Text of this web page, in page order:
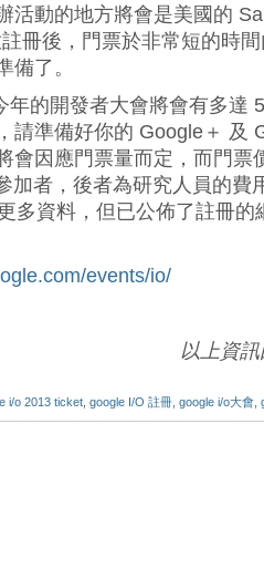
活動的地方將會是美國的
冊後，門票於非常短的時
備了。
年的開發者大會將會有多達
請準備好你的 Google＋ 及
會因應門票量而定，而門票
加者，後者為研究人員的費
多資料，但已公佈了註冊
events/io/
以上資訊
i/o 2013 ticket google I/O 註冊 google i/o大會